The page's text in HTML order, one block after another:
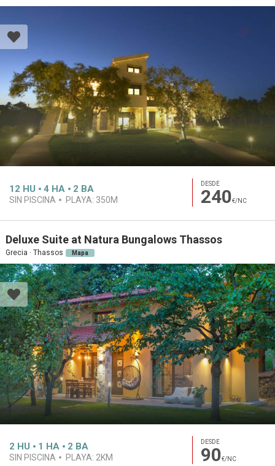
12 HU 4 HA 2 BA
SIN PISCINA PLAYA: 350M
DESDE
240€/NC
Deluxe Suite at Natura Bungalows Thassos
Grecia · Thassos Mapa
2 HU 1 HA 2 BA
SIN PISCINA PLAYA: 2KM
DESDE
90€/NC